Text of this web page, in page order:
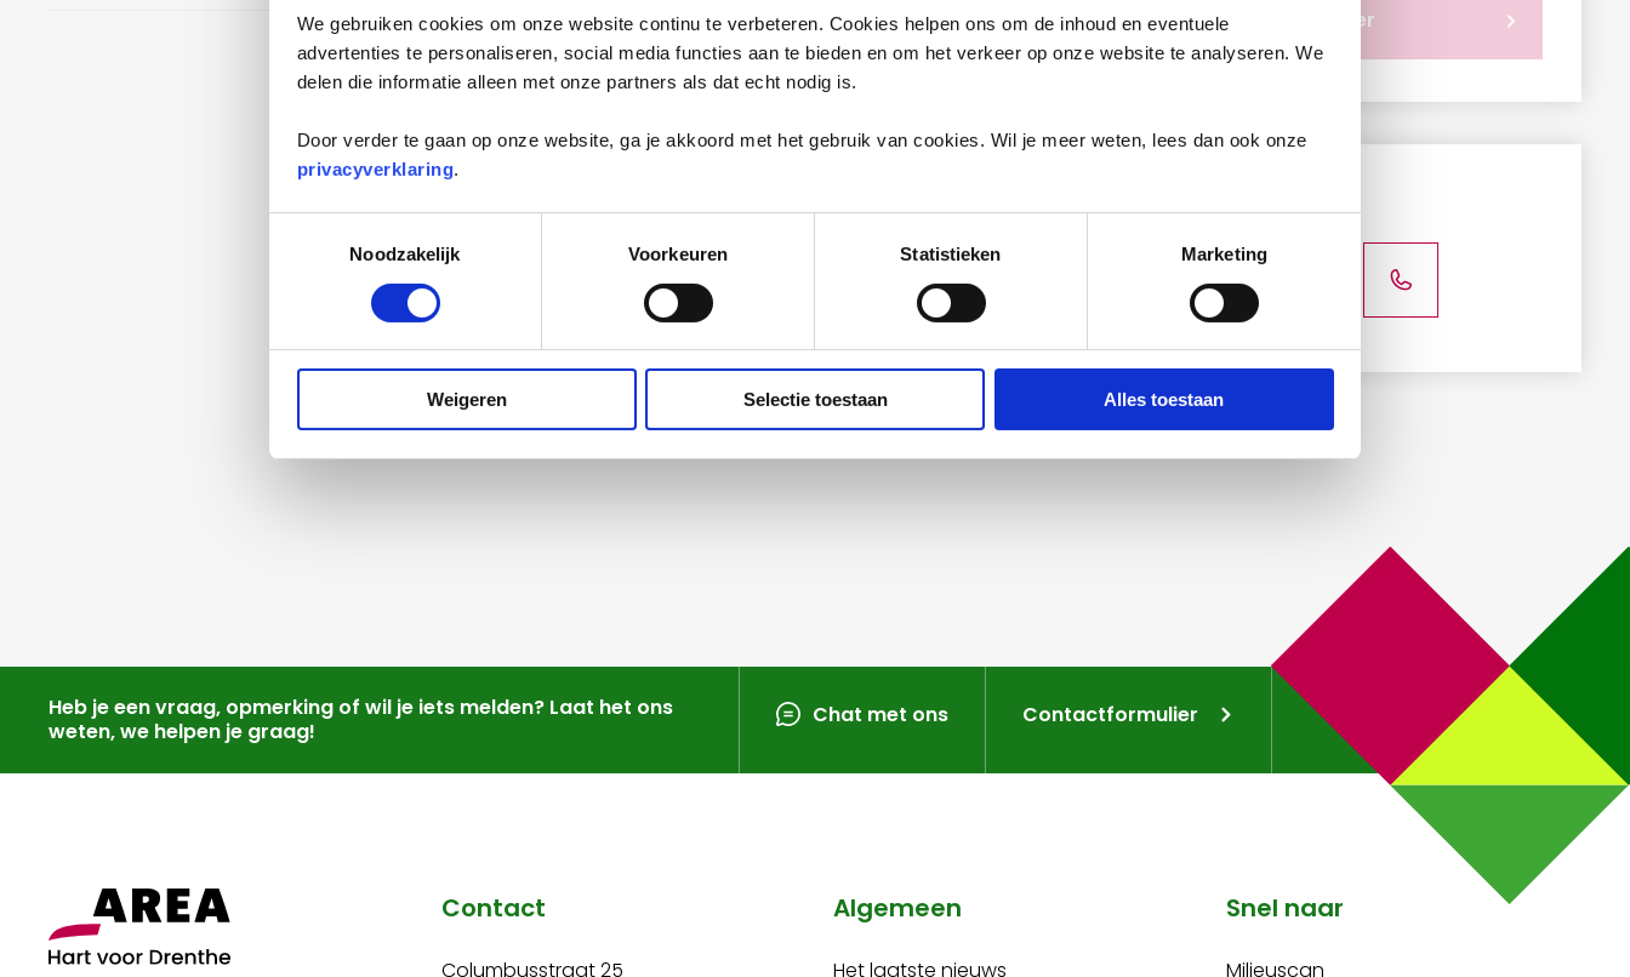
We gebruiken cookies om onze website continu te verbeteren. Cookies helpen ons om de inhoud en eventuele
advertenties te personaliseren, social media functies aan te bieden en om het verkeer op onze website te analyseren. We
delen die informatie alleen met onze partners als dat echt nodig is.
Door verder te gaan op onze website, ga je akkoord met het gebruik van cookies. Wil je meer weten, lees dan ook onze
privacyverklaring.
Noodzakelijk
Voorkeuren Statistieken Marketing
Weigeren Selectie toestaan Alles toestaan
Verder
Heb je een vraag, opmerking of wil je iets melden? Laat het ons
weten, we helpen je graag!
Chat met ons Contactformulier
Contact
Columbusstraat 25
Algemeen
Het laatste nieuws
Snel naar
Milieuscan